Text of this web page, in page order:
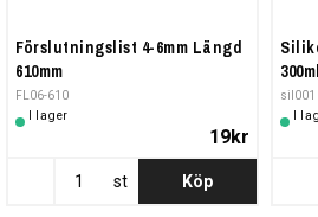
Förslutningslist 4-6mm Längd
610mm
FL06-610
I lager
19kr
st Köp
300ml
sil001
I